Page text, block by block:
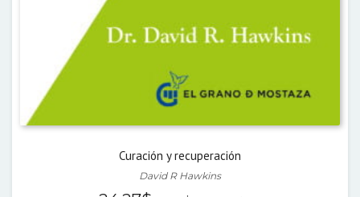
Curación y recuperación
David R Hawkins